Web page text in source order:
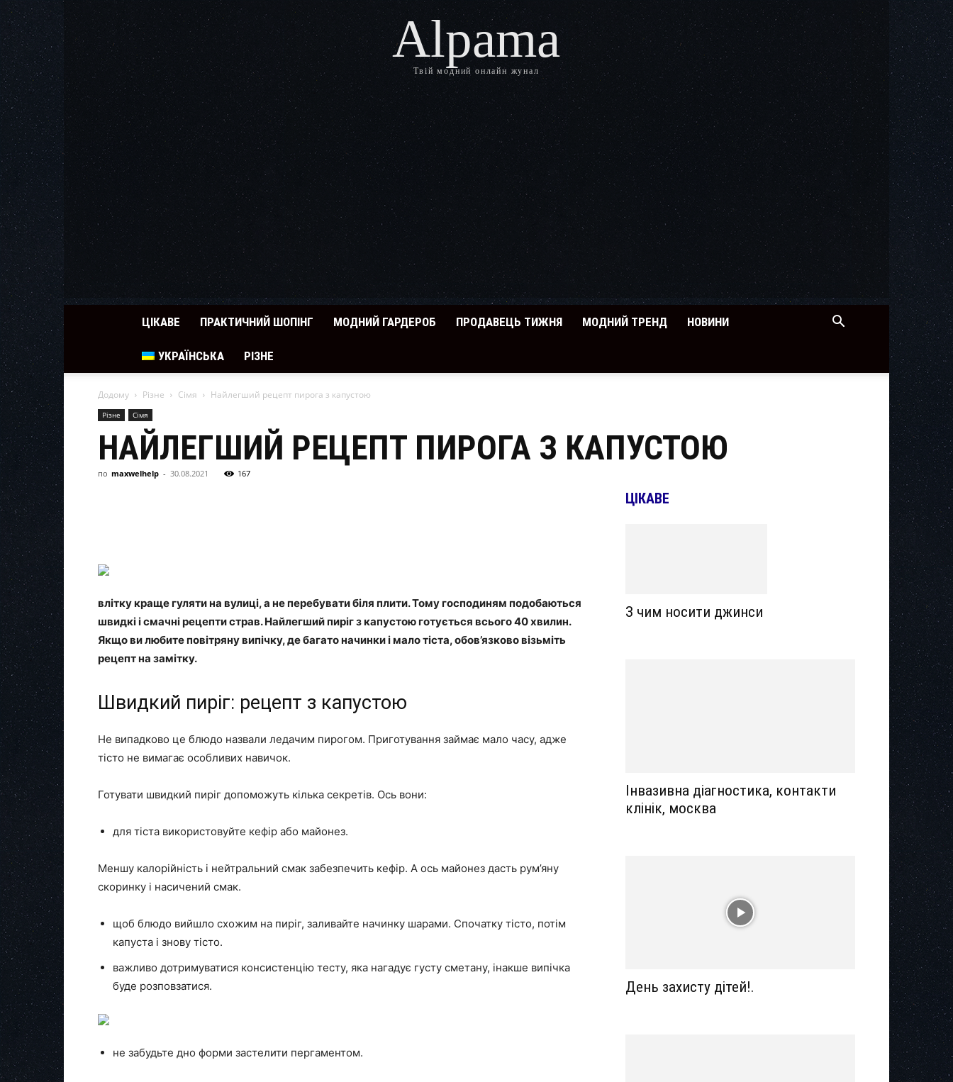
Alpama
Твій модний онлайн жунал
ЦІКАВЕ ПРАКТИЧНИЙ ШОПІНГ МОДНИЙ ГАРДЕРОБ ПРОДАВЕЦЬ ТИЖНЯ МОДНИЙ ТРЕНД НОВИНИ
УКРАЇНСЬКА РІЗНЕ
Додому Різне Сімя Найлегший рецепт пирога з капустою
Різне Сімя
НАЙЛЕГШИЙ РЕЦЕПТ ПИРОГА З КАПУСТОЮ
по maxwelhelp - 30.08.2021 167
влітку краще гуляти на вулиці, а не перебувати біля плити. Тому господиням подобаються
швидкі і смачні рецепти страв. Найлегший пирігзкапустою готується всього40хвилин.
Якщо ви любите повітряну випічку, де багато начинки і мало тіста, обов’язково візьміть
рецепт на замітку.
Швидкий пиріг: рецепт з капустою
Не випадково це блюдо назвали ледачим пирогом. Приготування займає мало часу, адже
тісто не вимагає особливих навичок.
Готувати швидкий пиріг допоможуть кілька секретів. Ось вони:
для тіста використовуйте кефір або майонез.
Меншу калорійність і нейтральний смак забезпечить кефір. А ось майонез дасть рум’яну
скоринку і насичений смак.
щоб блюдо вийшло схожим на пиріг, заливайте начинку шарами. Спочатку тісто, потім
капуста і знову тісто.
важливо дотримуватися консистенцію тесту, яка нагадує густу сметану, інакше випічка
буде розповзатися.
не забудьте дно форми застелити пергаментом.
ЦІКАВЕ
З чим носити джинси
Інвазивна діагностика, контакти
клінік, москва
День захисту дітей!.